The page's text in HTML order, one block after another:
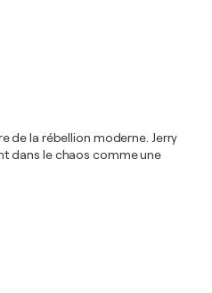
de la rébellion moderne. Jerry
dans le chaos comme une